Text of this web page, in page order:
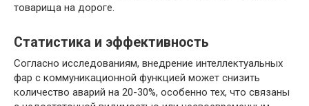
товарища на дороге.
Статистика и эффективность
Согласно исследованиям, внедрение интеллектуальных
фар с коммуникационной функцией может снизить
количество аварий на 20-30%, особенно тех, что связаны